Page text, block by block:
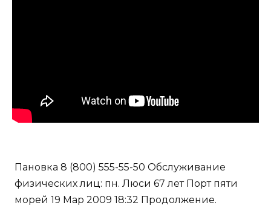
Пановка 8 (800) 555-55-50 Обслуживание
физических лиц: пн. Люси 67 лет Порт пяти
морей 19 Мар 2009 18:32 Продолжение.